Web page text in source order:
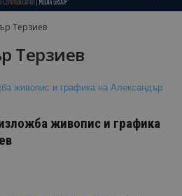
Терзиев
Терзиев
живопис и графика